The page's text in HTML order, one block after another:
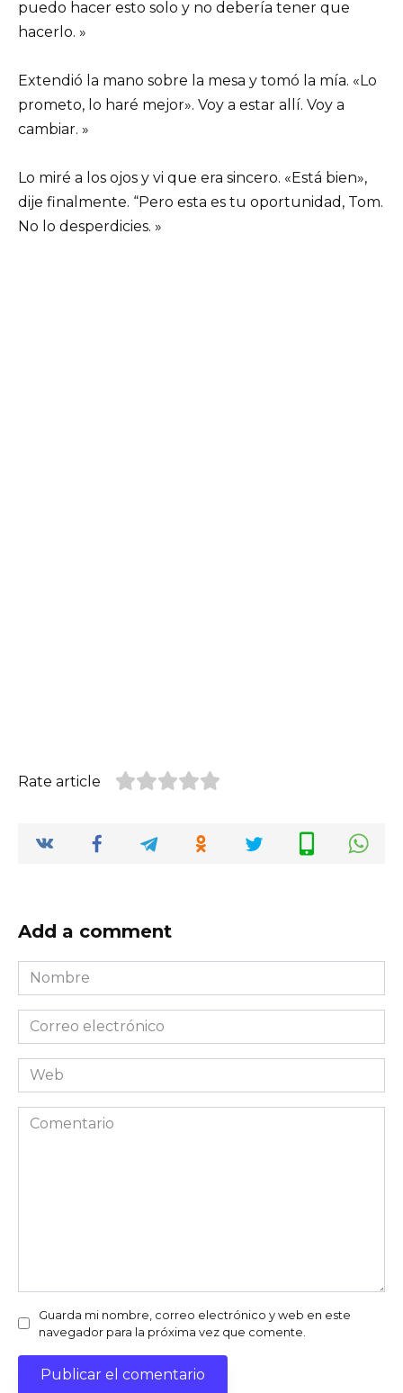
puedo hacer esto solo y no debería tener que
hacerlo. »
Extendió la mano sobre la mesa y tomó la mía. «Lo
prometo, lo haré mejor». Voy a estar allí. Voy a
cambiar. »
Lo miré a los ojos y vi que era sincero. «Está bien»,
dije finalmente. “Pero esta es tu oportunidad, Tom.
No lo desperdicies. »
Rate article
Add a comment
Nombre
*
Correo
electrónico
*Web
Comentario
Guarda mi nombre, correo electrónico y web en este
navegador para la próxima vez que comente.